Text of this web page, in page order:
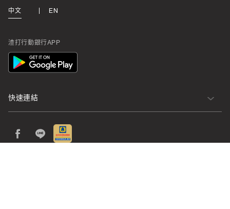
中文 EN
渣打行動銀行APP
App
Icon
快速連結